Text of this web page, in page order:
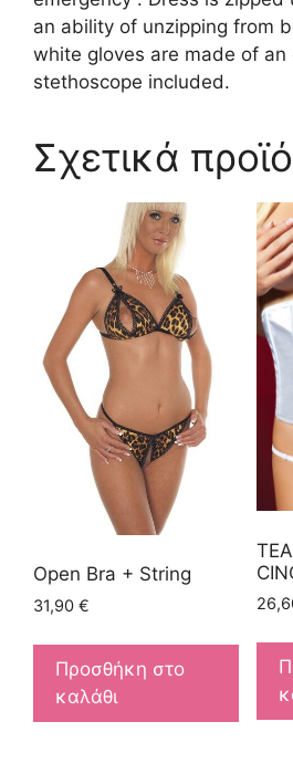
an ability of unzipping from
white gloves are made of an
stethoscope included.
Σχετικά
Open Bra + String
31,90 €
Προσθήκη στο
καλάθι